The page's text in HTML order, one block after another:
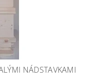
NÁDSTAVKAMI